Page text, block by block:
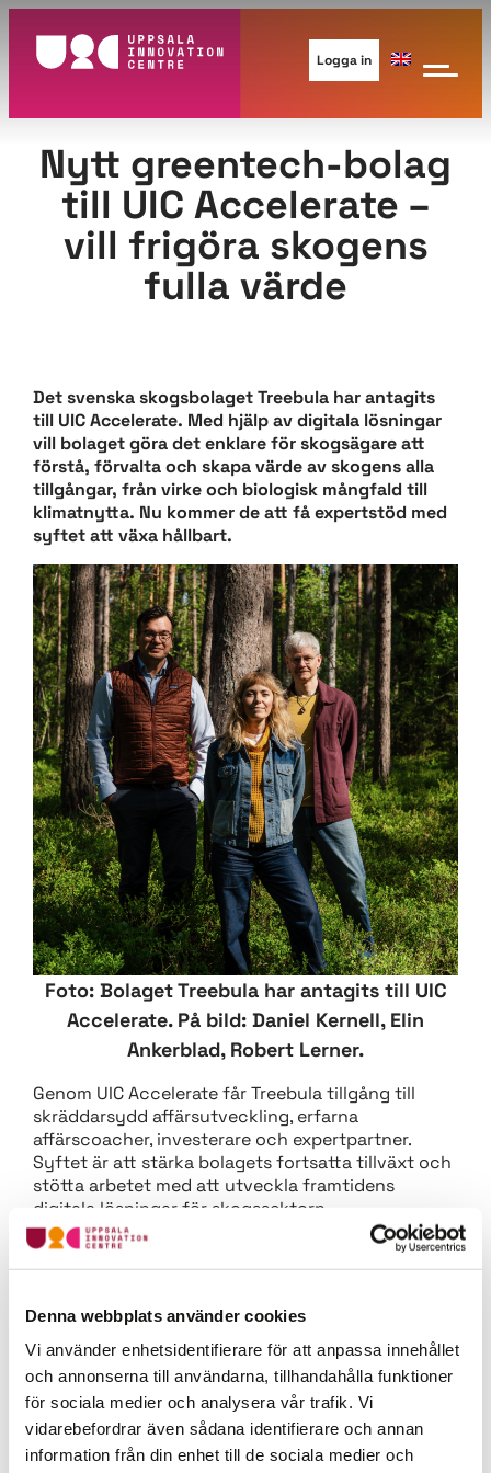
Denna webbplats använder cookies
Vi använder enhetsidentifierare för att anpassa innehållet
och annonserna till användarna, tillhandahålla funktioner
för sociala medier och analysera vår trafik. Vi
vidarebefordrar även sådana identifierare och annan
information från din enhet till de sociala medier och
innehåll
Logga in
Nytt greentech-bolag
till UIC Accelerate –
vill frigöra skogens
fulla värde
Det svenska skogsbolaget Treebula har antagits
till UIC Accelerate. Med hjälp av digitala lösningar
vill bolaget göra det enklare för skogsägare att
förstå, förvalta och skapa värde av skogens alla
tillgångar, från virke och biologisk mångfald till
klimatnytta. Nu kommer de att få expertstöd med
syftet att växa hållbart.
Foto: Bolaget Treebula har antagits till UIC
Accelerate. På bild: Daniel Kernell, Elin
Ankerblad, Robert Lerner.
Genom UIC Accelerate får Treebula tillgång till
skräddarsydd affärsutveckling, erfarna
affärscoacher, investerare och expertpartner.
Syftet är att stärka bolagets fortsatta tillväxt och
stötta arbetet med att utveckla framtidens
digitala lösningar för skogssektorn.
— Det är väldigt roligt att så rutinerade
entreprenörer vill jobba med oss. I Uppsala finns
fas där vi kommer fokusera lite mer på skogstech,
säger Maria Mattsson Mähl, programansvarig UIC
Bolag som antas tillUIC Accelerateerbjuds 600
000 kr i startinvestering från Linnéa Capital. Målet
är att förstärka bolagens finansiella situationer